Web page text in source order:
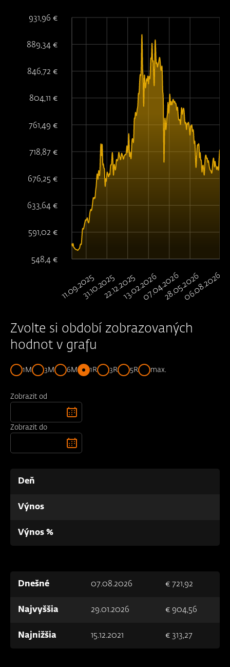
11.09.202531.10.202522.12.202513.02.202607.04.202628.05.202606.08.2026
548,4 €
591,02 €
633,64 €
676,25 €
718,87 €
761,49 €
804,11 €
846,72 €
889,34 €
931,96 €
Zvolte si období zobrazovaných
hodnot v grafu
1M 3M 6M 1R 3R 5R max.
Zobrazit od
Zobrazit do
Deň
Výnos
Výnos %
Dnešné 07.08.2026 € 721,92
Najvyššia 29.01.2026 € 904,56
Najnižšia 15.12.2021 € 313,27